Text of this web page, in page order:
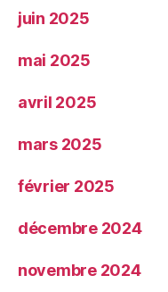
juin 2025
mai 2025
avril 2025
mars 2025
février 2025
décembre 2024
novembre 2024